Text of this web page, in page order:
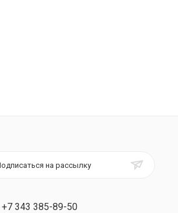
на рассылку
+7 343 385-89-50